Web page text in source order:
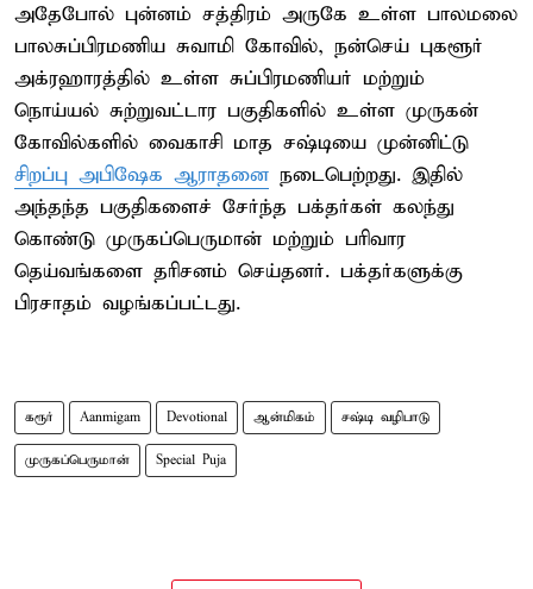
அதேபோல் புன்னம் சத்திரம் அருகே உள்ள பாலமலை
பாலசுப்பிரமணிய சுவாமி கோவில், நன்செய் புகளூர்
அக்ரஹாரத்தில் உள்ள சுப்பிரமணியர் மற்றும்
நொய்யல் சுற்றுவட்டார பகுதிகளில் உள்ள முருகன்
கோவில்களில் வைகாசி மாத சஷ்டியை முன்னிட்டு
சிறப்பு அபிஷேக ஆராதனை நடைபெற்றது. இதில்
அந்தந்த பகுதிகளைச் சேர்ந்த பக்தர்கள் கலந்து
கொண்டு முருகப்பெருமான் மற்றும் பரிவார
தெய்வங்களை தரிசனம் செய்தனர். பக்தர்களுக்கு
பிரசாதம் வழங்கப்பட்டது.
கரூர் Aanmigam Devotional ஆன்மிகம் சஷ்டி வழிபாடு
முருகப்பெருமான் Special Puja